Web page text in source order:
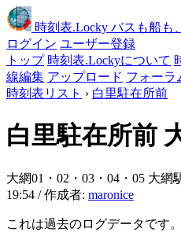
時刻表.Locky バスも船も
ログイン ユーザー登録
トップ 時刻表.Lockyについて
線編集 アップロード フォーラ
時刻表リスト › 白里駐在所前
白里駐在所前
大網01・02・03・04・05 大網
19:54 / 作成者: maronice
これは過去のログデータです